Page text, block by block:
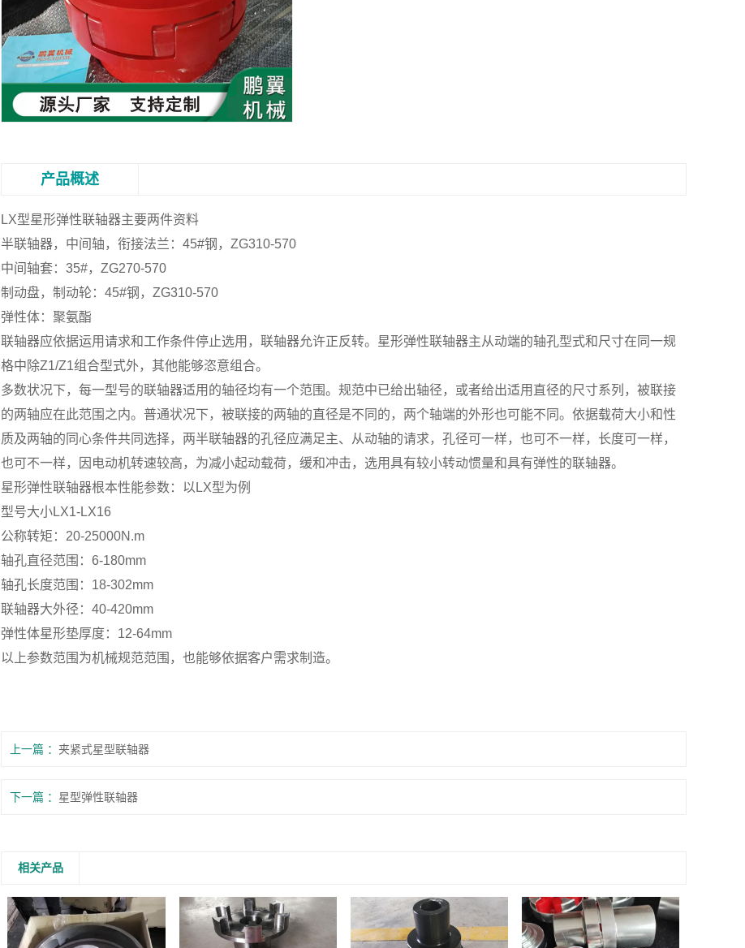
产品概述
LX型星形弹性联轴器主要两件资料
半联轴器，中间轴，衔接法兰：45#钢，ZG310-570
中间轴套：35#，ZG270-570
制动盘，制动轮：45#钢，ZG310-570
弹性体：聚氨酯
联轴器应依据运用请求和工作条件停止选用，联轴器允许正反转。星形弹性联轴器主从动端的轴孔型式和尺寸在同一规
格中除Z1/Z1组合型式外，其他能够恣意组合。
多数状况下，每一型号的联轴器适用的轴径均有一个范围。规范中已给出轴径，或者给出适用直径的尺寸系列，被联接
的两轴应在此范围之内。普通状况下，被联接的两轴的直径是不同的，两个轴端的外形也可能不同。依据载荷大小和性
质及两轴的同心条件共同选择，两半联轴器的孔径应满足主、从动轴的请求，孔径可一样，也可不一样，长度可一样，
也可不一样，因电动机转速较高，为减小起动载荷，缓和冲击，选用具有较小转动惯量和具有弹性的联轴器。
星形弹性联轴器根本性能参数：以LX型为例
型号大小LX1-LX16
公称转矩：20-25000N.m
轴孔直径范围：6-180mm
轴孔长度范围：18-302mm
联轴器大外径：40-420mm
弹性体星形垫厚度：12-64mm
以上参数范围为机械规范范围，也能够依据客户需求制造。
上一篇 夹紧式星型联轴器
下一篇 星型弹性联轴器
相关产品